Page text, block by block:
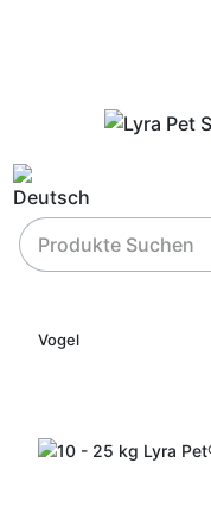
Vogel